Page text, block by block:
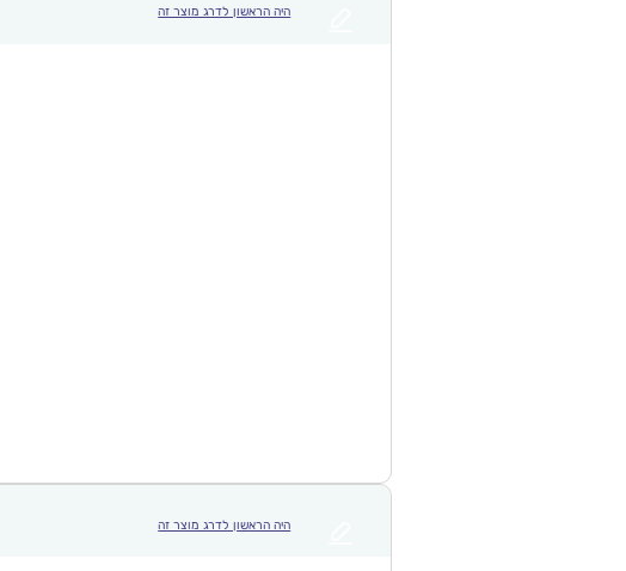
היה הראשון לדרג מוצר זה
היה הראשון לדרג מוצר זה